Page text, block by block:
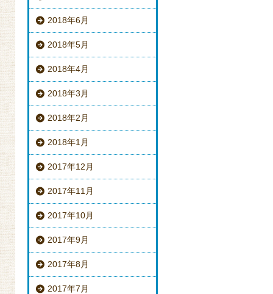
2018年6月
2018年5月
2018年4月
2018年3月
2018年2月
2018年1月
2017年12月
2017年11月
2017年10月
2017年9月
2017年8月
2017年7月